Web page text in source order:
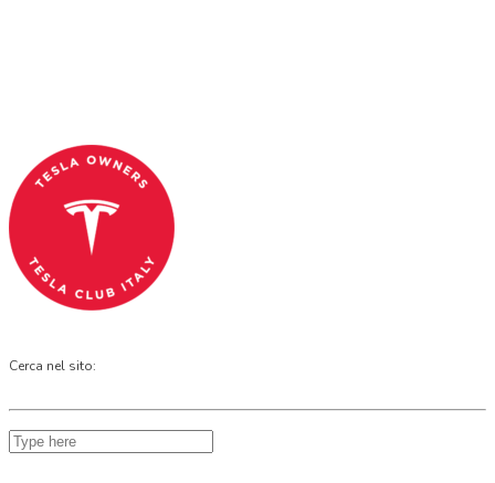
Cerca nel sito: